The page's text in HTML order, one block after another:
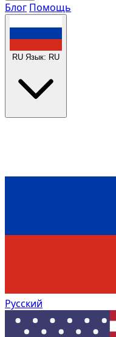
Блог Помощь
RU Язык: RU
Русский